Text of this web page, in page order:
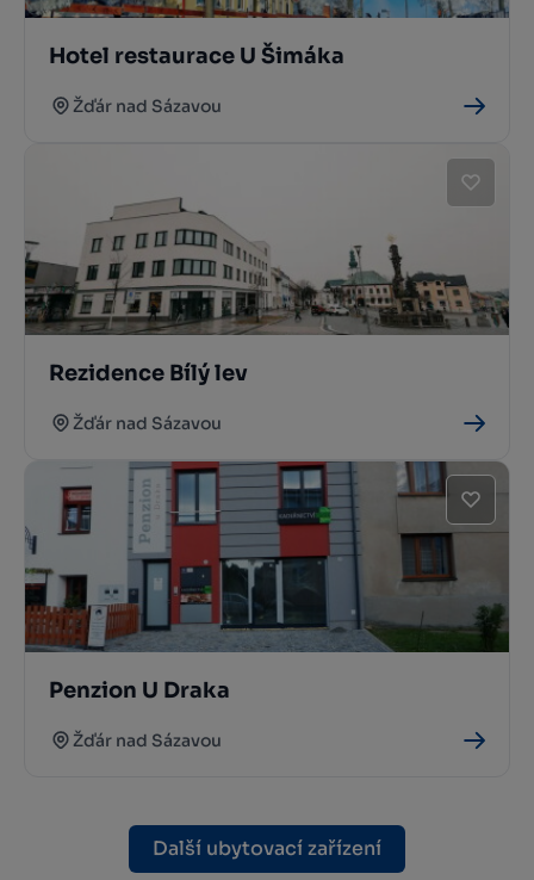
Hotel restaurace U Šimáka
Žďár nad Sázavou
Rezidence Bílý lev
Žďár nad Sázavou
Penzion U Draka
Žďár nad Sázavou
Další ubytovací zařízení